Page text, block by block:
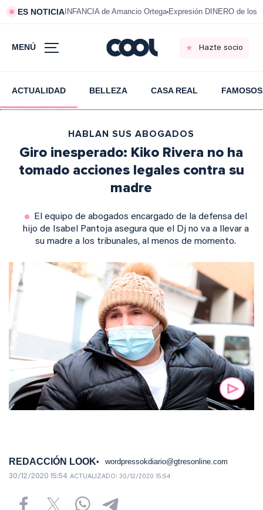
ES NOTICIA INFANCIA de Amancio Ortega Expresión DINERO de los
MENÚ Hazte socio
ACTUALIDAD BELLEZA CASA REAL FAMOSOS
HABLAN SUS ABOGADOS
Giro inesperado: Kiko Rivera no ha
tomado acciones legales contra su
madre
El equipo de abogados encargado de la defensa del
hijo de Isabel Pantoja asegura que el Dj no va a llevar a
su madre a los tribunales, al menos de momento.
REDACCIÓN LOOK wordpressokdiario@gtresonline.com
30/12/2020 15:54 ACTUALIZADO: 30/12/2020 15:54